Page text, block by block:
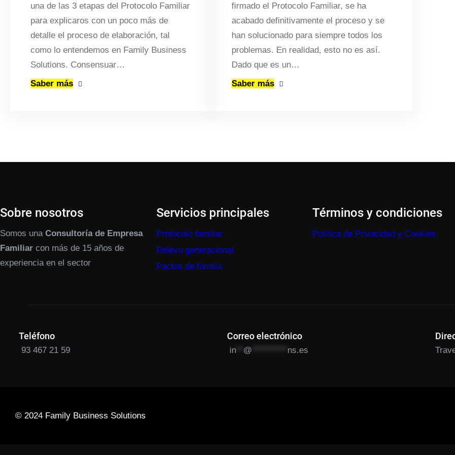
una de las 3 etapas del Protocolo Familiar
para explicaros con un poco más de
detalle el proceso de elaboración, tal
como lo entendemos en Family Business
Solutions. Consensuar…
Saber más
firmado el Protocolo Familiar, se ha
acabado definitivamente el proceso y se
han solucionado para siempre todos los
problemas. En realidad, esto no es así.
Dado que es un…
Saber más
Sobre nosotros
Somos una Consultoría de Empresa
Familiar con más de 15 años de
experiencia en el sector
Servicios principales
Protocolo familiar
Relevo generacional
Pactos de familia
Términos y condiciones
Política de Privacidad y Cookies
Teléfono
93 467 21 59
Correo electrónico
in @ ns.es
© 2024 Family Business Solutions